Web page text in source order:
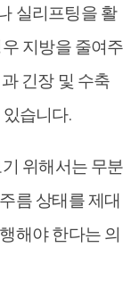
실리프팅을 활
지방을 줄여주
긴장 및 수축
습니다.
위해서는 무분
름 상태를 제대
해야 한다는 의